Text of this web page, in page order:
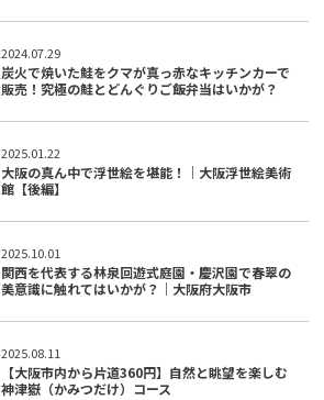
2024.07.29
炭火で焼いた鮭をクマが真っ赤なキッチンカーで
販売！究極の鮭とどんぐりご飯弁当はいかが？
2025.01.22
大阪の真ん中で浮世絵を堪能！｜大阪浮世絵美術
館【後編】
2025.10.01
関西を代表する林泉回遊式庭園・慶沢園で春翠の
美意識に触れてはいかが？｜大阪府大阪市
2025.08.11
【大阪市内から片道360円】自然と眺望を楽しむ
神津嶽（かみつだけ）コース